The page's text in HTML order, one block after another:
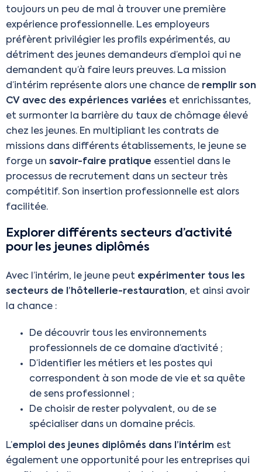
toujours un peu de mal à trouver une première
expérience professionnelle. Les employeurs
préfèrent privilégier les profils expérimentés, au
détriment des jeunes demandeurs d’emploi qui ne
demandent qu’à faire leurs preuves. La mission
d’intérim représente alors une chance de remplir son
CV avec des expériences variées et enrichissantes,
et surmonter la barrière du taux de chômage élevé
chez les jeunes. En multipliant les contrats de
missions dans différents établissements, le jeune se
forge un savoir-faire pratique essentiel dans le
processus de recrutement dans un secteur très
compétitif. Son insertion professionnelle est alors
facilitée.
Explorer différents secteurs d’activité
pour les jeunes diplômés
Avec l’intérim, le jeune peut expérimenter tous les
secteurs de l’hôtellerie-restauration, et ainsi avoir
la chance :
De découvrir tous les environnements
professionnels de ce domaine d’activité ;
D’identifier les métiers et les postes qui
correspondent à son mode de vie et sa quête
de sens professionnel ;
De choisir de rester polyvalent, ou de se
spécialiser dans un domaine précis.
L’emploi des jeunes diplômés dans l’intérim est
également une opportunité pour les entreprises qui